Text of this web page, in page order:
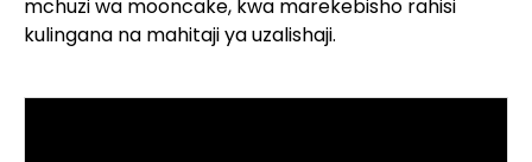
mchuzi wa mooncake, kwa marekebisho rahisi
kulingana na mahitaji ya uzalishaji.